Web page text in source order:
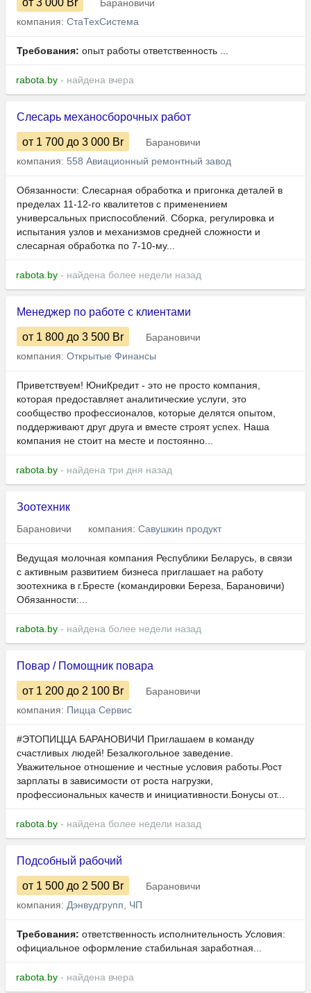
от 3 000 Br
Барановичи
компания: СтаТехСистема
Требования: опыт работы ответственность ...
rabota.by - найдена вчера
Слесарь механосборочных работ
от 1 700 до 3 000 Br
Барановичи
компания: 558 Авиационный ремонтный завод
Обязанности: Слесарная обработка и пригонка деталей в
пределах 11-12-го квалитетов с применением
универсальных приспособлений. Сборка, регулировка и
испытания узлов и механизмов средней сложности и
слесарная обработка по 7-10-му...
rabota.by - найдена более недели назад
Менеджер по работе с клиентами
от 1 800 до 3 500 Br
Барановичи
компания: Открытые Финансы
Приветствуем! ЮниКредит - это не просто компания,
которая предоставляет аналитические услуги, это
сообщество профессионалов, которые делятся опытом,
поддерживают друг друга и вместе строят успех. Наша
компания не стоит на месте и постоянно...
rabota.by - найдена три дня назад
Зоотехник
Барановичи компания: Савушкин продукт
Ведущая молочная компания Республики Беларусь, в связи
с активным развитием бизнеса приглашает на работу
зоотехника в г.Бресте (командировки Береза, Барановичи)
Обязанности:...
rabota.by - найдена более недели назад
Повар / Помощник повара
от 1 200 до 2 100 Br
Барановичи
компания: Пицца Сервис
#ЭТОПИЦЦА БАРАНОВИЧИ Приглашаем в команду
счастливых людей! Безалкогольное заведение.
Уважительное отношение и честные условия работы.Рост
зарплаты в зависимости от роста нагрузки,
профессиональных качеств и инициативности.Бонусы от...
rabota.by - найдена более недели назад
Подсобный рабочий
от 1 500 до 2 500 Br
Барановичи
компания: Дэнвудгрупп, ЧП
Требования: ответственность исполнительность Условия:
официальное оформление стабильная заработная...
rabota.by - найдена вчера